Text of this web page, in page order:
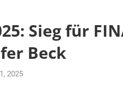
Sieg für
Beck
2025